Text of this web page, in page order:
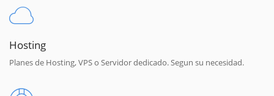
Hosting
Planes de Hosting, VPS o Servidor dedicado. Segun su necesidad.